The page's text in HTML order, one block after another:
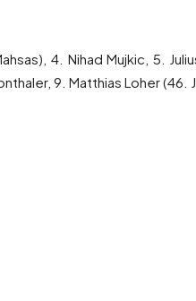
4. Nihad Mujkic, 5.
9. Matthias Loher (46.